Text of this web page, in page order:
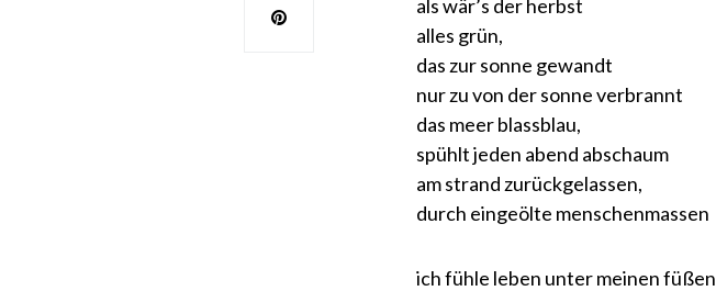
als wär’s der herbst
alles grün,
das zur sonne gewandt
nur zu von der sonne verbrannt
das meer blassblau,
spühlt jeden abend abschaum
am strand zurückgelassen,
durch eingeölte menschenmassen
ich fühle leben unter meinen füßen